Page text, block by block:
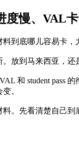
度慢、VAL
到底哪儿容易卡，
放到马来西亚，还
和 student pass
。
。先看清楚自己到